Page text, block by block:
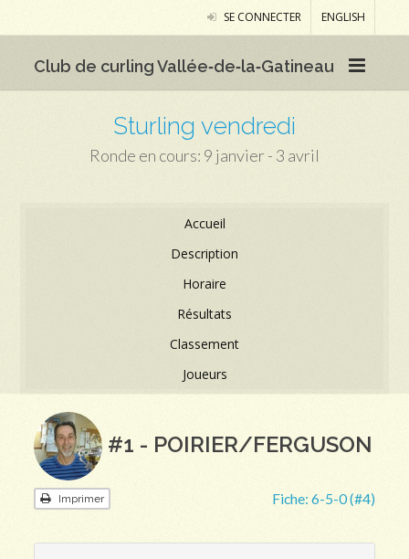
SE CONNECTER ENGLISH
Club de curling Vallée‑de‑la‑Gatineau
Sturling vendredi
Ronde en cours: 9 janvier - 3 avril
Accueil
Description
Horaire
Résultats
Classement
Joueurs
#1 - POIRIER/FERGUSON
Imprimer Fiche: 6-5-0 (#4)